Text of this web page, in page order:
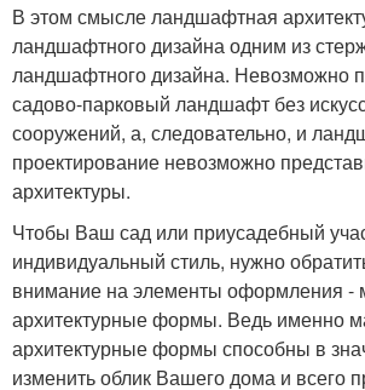
В этом смысле ландшафтная
ландшафтного дизайна одним из
ландшафтного дизайна. Невозможно
садово-парковый ландшафт без
сооружений, а, следовательно, и
проектирование невозможно
архитектуры.
Чтобы Ваш сад или приусадебный
индивидуальный стиль, нужно
внимание на элементы оформления -
архитектурные формы. Ведь именно
архитектурные формы способны в
изменить облик Вашего дома и всего